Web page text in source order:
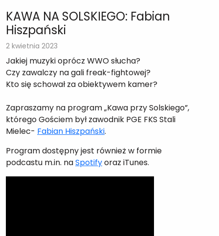
KAWA NA SOLSKIEGO: Fabian
Hiszpański
2 kwietnia 2023
Jakiej muzyki oprócz WWO słucha?
Czy zawalczy na gali freak-fightowej?
Kto się schował za obiektywem kamer?
Zapraszamy na program „Kawa przy Solskiego”,
którego Gościem był zawodnik PGE FKS Stali
Mielec- Fabian Hiszpański.
Program dostępny jest również w formie
podcastu m.in. naSpotifyoraz iTunes.